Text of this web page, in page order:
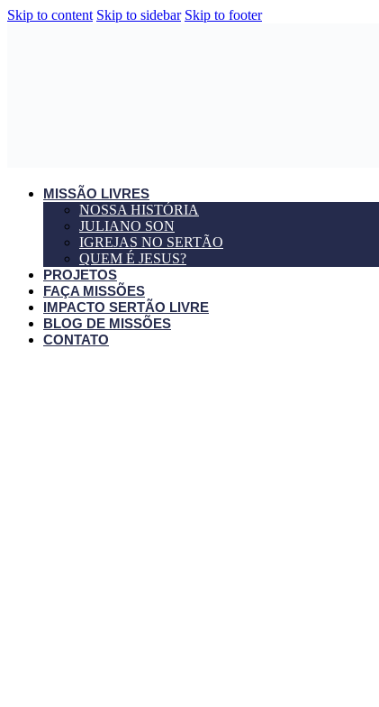
Skip to content Skip to sidebar Skip to footer
MISSÃO LIVRES
NOSSA HISTÓRIA
JULIANO SON
IGREJAS NO SERTÃO
QUEM É JESUS?
PROJETOS
FAÇA MISSÕES
IMPACTO SERTÃO LIVRE
BLOG DE MISSÕES
CONTATO